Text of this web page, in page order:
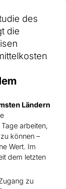
des
die
Ländern
arbeiten,
können –
Wert. Im
dem letzten
zu